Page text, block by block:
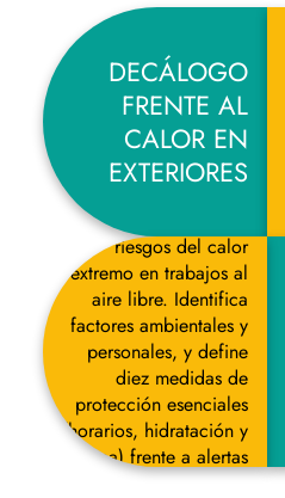
DECÁLOGO
FRENTE AL
CALOR EN
EXTERIORES
Guía breve sobre los
riesgos del calor
extremo en trabajos al
aire libre. Identifica
factores ambientales y
personales, y define
diez medidas de
protección esenciales
(horarios, hidratación y
ropa) frente a alertas
de la AEMET.